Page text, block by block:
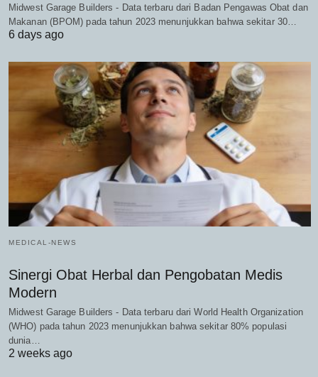
Midwest Garage Builders - Data terbaru dari Badan Pengawas Obat dan
Makanan (BPOM) pada tahun 2023 menunjukkan bahwa sekitar 30…
6 days ago
MEDICAL-NEWS
Sinergi Obat Herbal dan Pengobatan Medis
Modern
Midwest Garage Builders - Data terbaru dari World Health Organization
(WHO) pada tahun 2023 menunjukkan bahwa sekitar 80% populasi
dunia…
2 weeks ago